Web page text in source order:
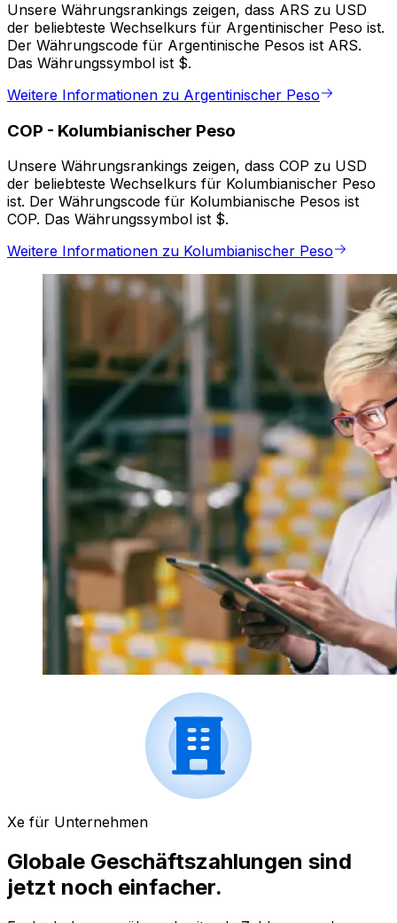
Unsere Währungsrankings zeigen, dass ARS zu USD
der beliebteste Wechselkurs für Argentinischer Peso ist.
Der Währungscode für Argentinische Pesos ist ARS.
Das Währungssymbol ist $.
Weitere Informationen zu Argentinischer Peso
COP - Kolumbianischer Peso
Unsere Währungsrankings zeigen, dass COP zu USD
der beliebteste Wechselkurs für Kolumbianischer Peso
ist. Der Währungscode für Kolumbianische Pesos ist
COP. Das Währungssymbol ist $.
Weitere Informationen zu Kolumbianischer Peso
Xe für Unternehmen
Globale Geschäftszahlungen sind
jetzt noch einfacher.